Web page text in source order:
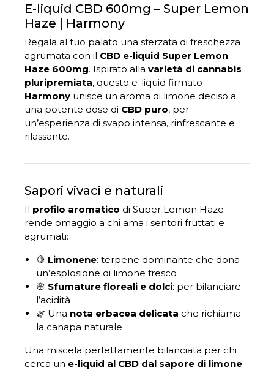
E-liquid CBD 600mg – Super Lemon
Haze | Harmony
Regala al tuo palato una sferzata di freschezza
agrumata con il CBD e-liquid Super Lemon
Haze 600mg. Ispirato alla varietà di cannabis
pluripremiata, questo e-liquid firmato
Harmony unisce un aroma di limone deciso a
una potente dose di CBD puro, per
un’esperienza di svapo intensa, rinfrescante e
rilassante.
Sapori vivaci e naturali
Il profilo aromatico di Super Lemon Haze
rende omaggio a chi ama i sentori fruttati e
agrumati:
🍋 Limonene: terpene dominante che dona
un’esplosione di limone fresco
🌸 Sfumature floreali e dolci: per bilanciare
l’acidità
🌿 Una nota erbacea delicata che richiama
la canapa naturale
Una miscela perfettamente bilanciata per chi
cerca un e-liquid al CBD dal sapore di limone